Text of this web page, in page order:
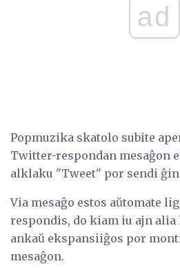
ad
Popmuzika skatolo subite
Twitter-respondan mesaĝon
alklaku "Tweet" por sendi
Via mesaĝo estos aŭtomate
respondis, do kiam iu ajn
ankaŭ ekspansiiĝos por
mesaĝon.